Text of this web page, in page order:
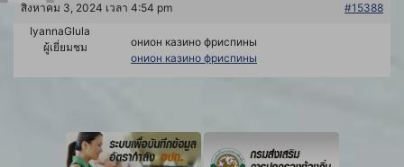
สิงหาคม 3, 2024 เวลา 4:54 pm
#15388
IyannaGlula
ผู้เยี่ยมชม
онион казино фриспины
онион казино фриспины